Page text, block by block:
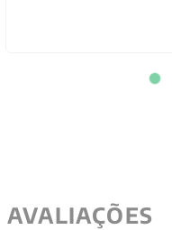
AVALIAÇÕES